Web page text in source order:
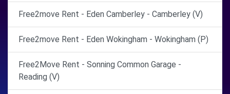
Free2move Rent - Eden Camberley - Camberley (V)
Free2move Rent - Eden Wokingham - Wokingham (P)
Free2Move Rent - Sonning Common Garage -
Reading (V)